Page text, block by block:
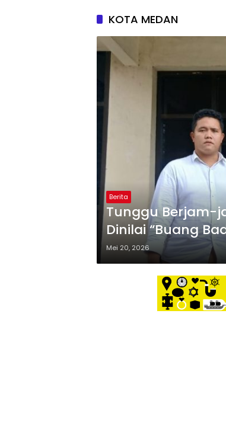
KOTA MEDAN
Berita
Tunggu Berjam-
Dinilai “Buang
Mei 20, 2026